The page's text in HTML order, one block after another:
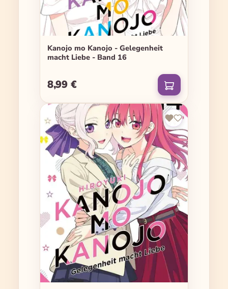
Kanojo mo Kanojo - Gelegenheit
macht Liebe - Band 16
Regulärer Preis:
8,99 €